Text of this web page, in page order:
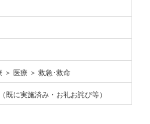
＞ 医療 ＞ 救急･救命
既に実施済み・お礼お詫び等）